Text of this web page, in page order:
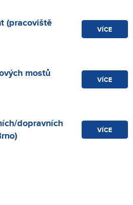
(pracoviště
VÍCE
mostů
VÍCE
dopravních
VÍCE